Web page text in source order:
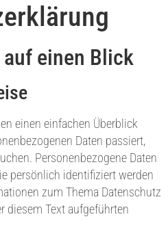
einen Blick
einen einfachen Überblick
Daten passiert,
Personenbezogene Daten
persönlich identifiziert werden
zum Thema Datenschutz
diesem Text aufgeführten